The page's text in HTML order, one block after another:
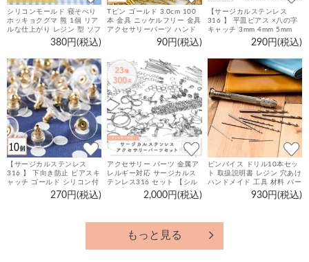
シリコンモールド 寝そべり
ホッキョクグマ 熊 1個 リア
ルな仕上がり レジン 型 ソフ
トモールド パーツ380円(税込)
Tピン ゴールド 3.0cm 100
本 金具 ニッケルフリー 金具
アクセサリーパーツ ハンド
メイド 材料 パーツ90円(税込)
【サージカルステンレス
316 】 平皿ピアス ×八の字
キャッチ 3mm 4mm 5mm
6mm 8mm 10mm ゴールド
シルバー ピンクゴールド 20
290円(税込)
【サージカルステンレス
316 】 下向き防止 ピアスキ
ャッチ ゴールド シリコン付
き 10個 ハンドメイド ピア
ス パーツ 金属アレルギー対
270円(税込)
アクセサリー パーツ 金属ア
レルギー対応 サージカルス
テンレス316 セット 【シル
バー】 アクセサリーパーツ
キット 23種300個 ハンドメ
2,000円(税込)
ピンバイス ドリル10本セッ
ト 取扱説明書 レジン 穴あけ
ハンドメイド 工具 材料 パー
930円(税込)
もっと見る